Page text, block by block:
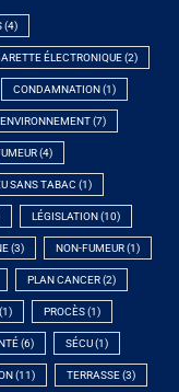
(4)
ÉLECTRONIQUE(2)
CONDAMNATION (1)
ENVIRONNEMENT(7)
(4)
SANS TABAC (1)
LÉGISLATION (10)
(3) NON-FUMEUR(1)
PLAN CANCER(2)
(1) PROCÈS(1)
(6) SÉCU(1)
(11) TERRASSE(3)